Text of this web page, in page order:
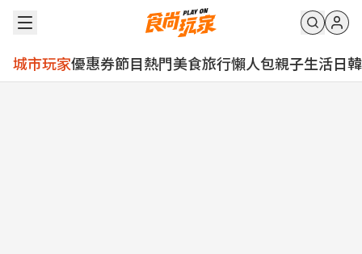
城市玩家優惠券節目熱門美食旅行懶人包親子生活日韓